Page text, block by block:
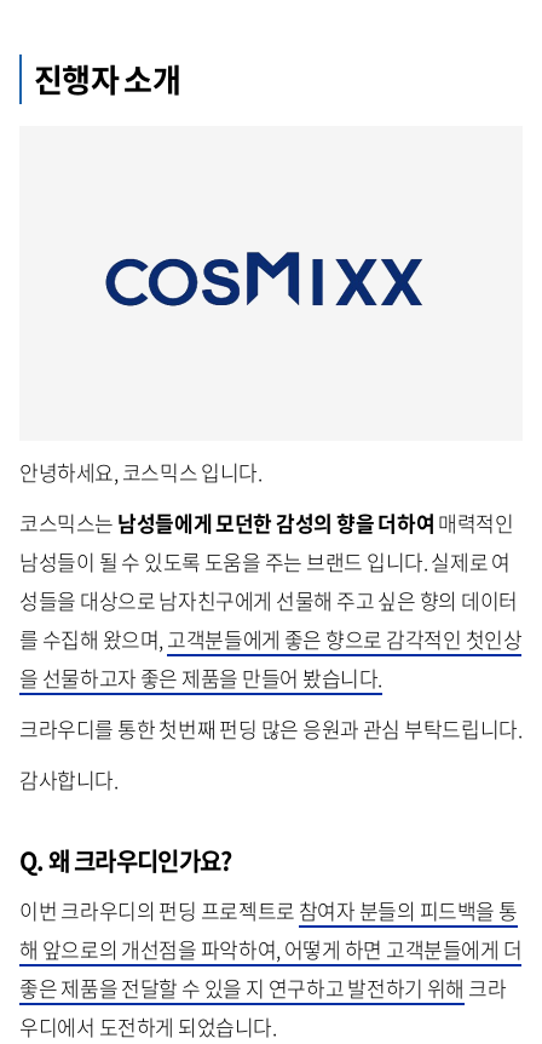
진행자 소개
안녕하세요, 코스믹스 입니다.
코스믹스는 남성들에게 모던한 감성의 향을 더하여 매력적인
남성들이 될 수 있도록 도움을 주는 브랜드 입니다. 실제로 여
성들을 대상으로 남자친구에게 선물해 주고 싶은 향의 데이터
를 수집해 왔으며, 고객분들에게 좋은 향으로 감각적인 첫인상
을 선물하고자 좋은 제품을 만들어 봤습니다.
크라우디를 통한 첫번째 펀딩 많은 응원과 관심 부탁드립니다.
감사합니다.
Q. 왜 크라우디인가요?
이번 크라우디의 펀딩 프로젝트로 참여자 분들의 피드백을 통
해 앞으로의 개선점을 파악하여, 어떻게 하면 고객분들에게 더
좋은 제품을 전달할 수 있을 지 연구하고 발전하기 위해 크라
우디에서 도전하게 되었습니다.